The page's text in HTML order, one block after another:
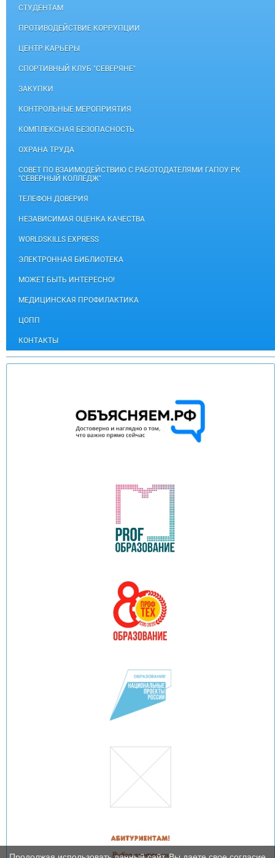
СТУДЕНТАМ
ПРОТИВОДЕЙСТВИЕ КОРРУПЦИИ
ЦЕНТР КАРЬЕРЫ
СПОРТИВНЫЙ КЛУБ "СЕВЕРЯНЕ"
ЗАКУПКИ
КОНТРОЛЬНЫЕ МЕРОПРИЯТИЯ
КОМПЛЕКСНАЯ БЕЗОПАСНОСТЬ
ОХРАНА ТРУДА
СОВЕТ ПО ВЗАИМОДЕЙСТВИЮ С РАБОТОДАТЕЛЯМИ ГАПОУ РК
"СЕВЕРНЫЙ КОЛЛЕДЖ"
ТЕЛЕФОН ДОВЕРИЯ
НЕЗАВИСИМАЯ ОЦЕНКА КАЧЕСТВА
WORLDSKILLS EXPRESS
ЭЛЕКТРОННАЯ БИБЛИОТЕКА
МОЖЕТ БЫТЬ ИНТЕРЕСНО!
МЕДИЦИНСКАЯ ПРОФИЛАКТИКА
ЦОПП
КОНТАКТЫ